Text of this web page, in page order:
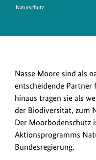
Naturschutz
Nasse Moore sind als
entscheidende Partner
hinaus tragen sie als
der Biodiversität, zum
Der Moorbodenschutz
Aktionsprogramms
Bundesregierung.